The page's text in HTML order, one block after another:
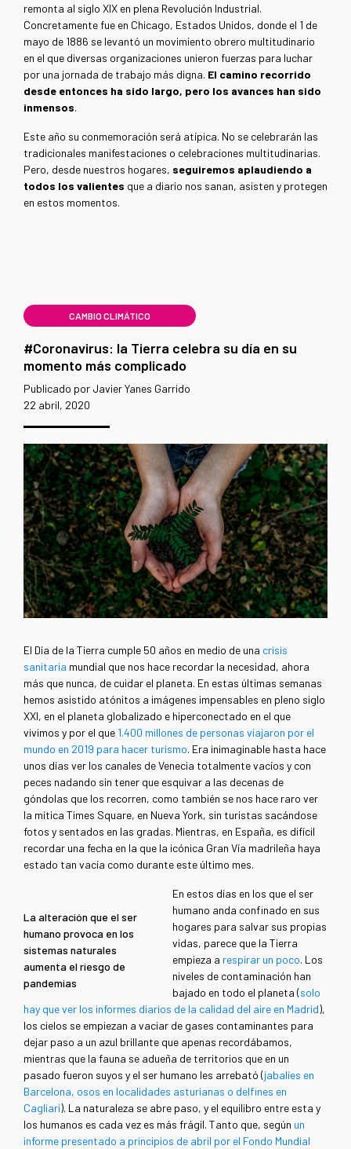
remonta al siglo XIX en plena Revolución Industrial.
Concretamente fue en Chicago, Estados Unidos, donde el 1 de
mayo de 1886 se levantó un movimiento obrero multitudinario
en el que diversas organizaciones unieron fuerzas para luchar
por una jornada de trabajo más digna. El camino recorrido
desde entonces ha sido largo, pero los avances han sido
inmensos.
Este año su conmemoración será atípica. No se celebrarán las
tradicionales manifestaciones o celebraciones multitudinarias.
Pero, desde nuestros hogares, seguiremos aplaudiendo a
todos los valientes que a diario nos sanan, asisten y protegen
en estos momentos.
CAMBIO CLIMÁTICO
#Coronavirus: la Tierra celebra su día en su
momento más complicado
Publicado por Javier Yanes Garrido
22 abril, 2020
El Día de la Tierra cumple 50 años en medio de una crisis
sanitaria mundial que nos hace recordar la necesidad, ahora
más que nunca, de cuidar el planeta. En estas últimas semanas
hemos asistido atónitos a imágenes impensables en pleno siglo
XXI, en el planeta globalizado e hiperconectado en el que
vivimos y por el que 1.400 millones de personas viajaron por el
mundo en 2019 para hacer turismo. Era inimaginable hasta hace
unos días ver los canales de Venecia totalmente vacíos y con
peces nadando sin tener que esquivar a las decenas de
góndolas que los recorren, como también se nos hace raro ver
la mítica Times Square, en Nueva York, sin turistas sacándose
fotos y sentados en las gradas. Mientras, en España, es difícil
recordar una fecha en la que la icónica Gran Vía madrileña haya
estado tan vacía como durante este último mes.
La alteración que el ser
humano provoca en los
sistemas naturales
aumenta el riesgo de
pandemias
En estos días en los que el ser
humano anda confinado en sus
hogares para salvar sus propias
vidas, parece que la Tierra
empieza a respirar un poco. Los
niveles de contaminación han
bajado en todo el planeta (solo
hay que ver los informes diarios de la calidad del aire en Madrid),
los cielos se empiezan a vaciar de gases contaminantes para
dejar paso a un azul brillante que apenas recordábamos,
mientras que la fauna se adueña de territorios que en un
pasado fueron suyos y el ser humano les arrebató (jabalíes en
Barcelona, osos en localidades asturianas o delfines en
Cagliari). La naturaleza se abre paso, y el equilibro entre esta y
los humanos es cada vez es más frágil. Tanto que, según un
informe presentado a principios de abril por el Fondo Mundial